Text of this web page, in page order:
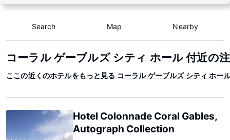
Search Map Nearby
コーラル ゲーブルズ シティ ホール 付近の
ここの近くのホテルをもっと見る コーラル ゲーブルズ シティ ホー
Hotel Colonnade Coral Gables,
Autograph Collection